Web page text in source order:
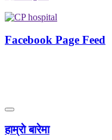
Facebook Page Feed
हाम्राे बारेमा